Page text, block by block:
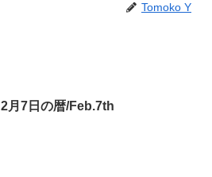
Tomoko Y
2月7日の暦/Feb.7th